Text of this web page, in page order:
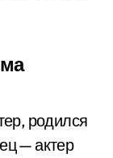
родился
— актер